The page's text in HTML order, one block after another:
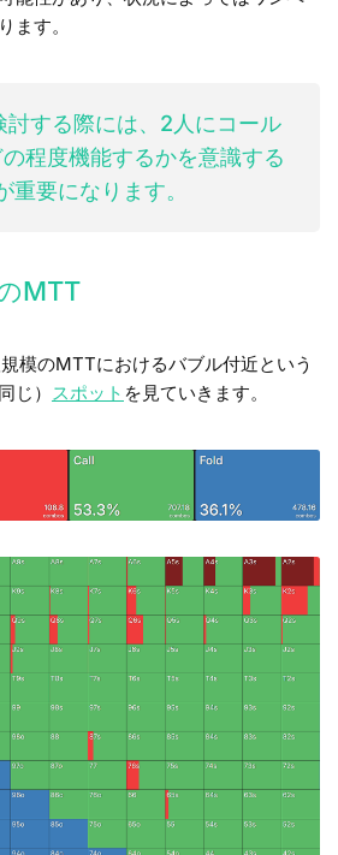
ます。
討する際には、2人にコール
程度機能するかを意識する
重要になります。
MTT
模のMTTにおけるバブル付近という
じ） スポット を見ていきます。